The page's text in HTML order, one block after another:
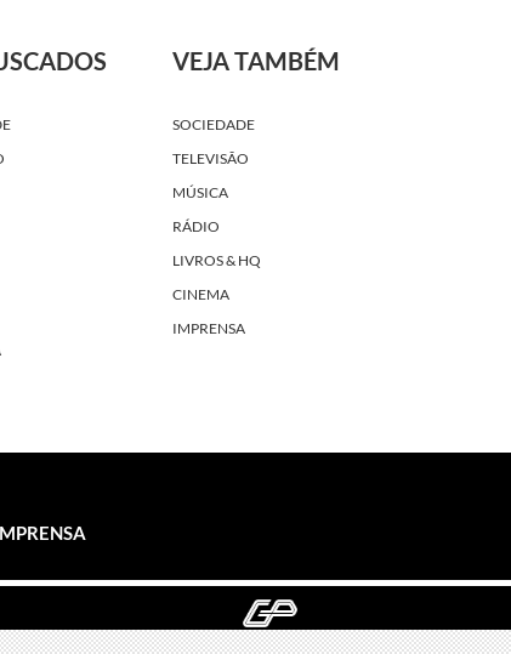
VEJA TAMBÉM
SOCIEDADE
TELEVISÃO
MÚSICA
RÁDIO
LIVROS & HQ
CINEMA
IMPRENSA